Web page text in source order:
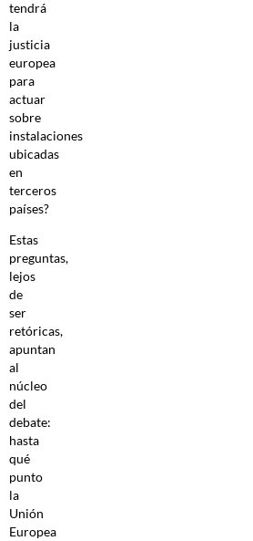
tendrá
la
justicia
europea
para
actuar
sobre
instalaciones
ubicadas
en
terceros
países?
Estas
preguntas,
lejos
de
ser
retóricas,
apuntan
al
núcleo
del
debate:
hasta
qué
punto
la
Unión
Europea